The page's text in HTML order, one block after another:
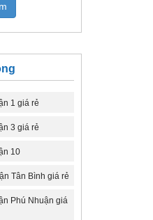
1 giá rẻ
3 giá rẻ
10
Tân Bình giá rẻ
Phú Nhuận giá